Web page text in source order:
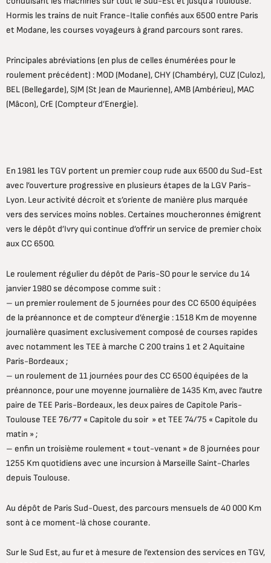
Hormis les trains de nuit France-Italie confiés aux 6500 entre Paris
et Modane, les courses voyageurs à grand parcours sont rares.
Principales abréviations (en plus de celles énumérées pour le
roulement précédent) : MOD (Modane), CHY (Chambéry), CUZ (Culoz),
BEL (Bellegarde), SJM (St Jean de Maurienne), AMB (Ambérieu), MAC
(Mâcon), CrE (Compteur d’Energie).
En 1981 les TGV portent un premier coup rude aux 6500 du Sud-Est
avec l’ouverture progressive en plusieurs étapes de la LGV Paris-
Lyon. Leur activité décroit et s’oriente de manière plus marquée
vers des services moins nobles. Certaines moucheronnes émigrent
vers le dépôt d’Ivry qui continue d’offrir un service de premier choix
aux CC 6500.
Le roulement régulier du dépôt de Paris-SO pour le service du 14
janvier 1980 se décompose comme suit :
– un premier roulement de 5 journées pour des CC 6500 équipées
de la préannonce et de compteur d’énergie : 1518 Km de moyenne
journalière quasiment exclusivement composé de courses rapides
avec notamment les TEE à marche C 200 trains 1 et 2 Aquitaine
Paris-Bordeaux ;
– un roulement de 11 journées pour des CC 6500 équipées de la
préannonce, pour une moyenne journalière de 1435 Km, avec l’autre
paire de TEE Paris-Bordeaux, les deux paires de Capitole Paris-
Toulouse TEE 76/77 « Capitole du soir » et TEE 74/75 « Capitole du
matin » ;
– enfin un troisième roulement « tout-venant » de 8 journées pour
1255 Km quotidiens avec une incursion à Marseille Saint-Charles
depuis Toulouse.
Au dépôt de Paris Sud-Ouest, des parcours mensuels de 40 000 Km
sont à ce moment-là chose courante.
Sur le Sud Est, au fur et à mesure de l’extension des services en TGV,